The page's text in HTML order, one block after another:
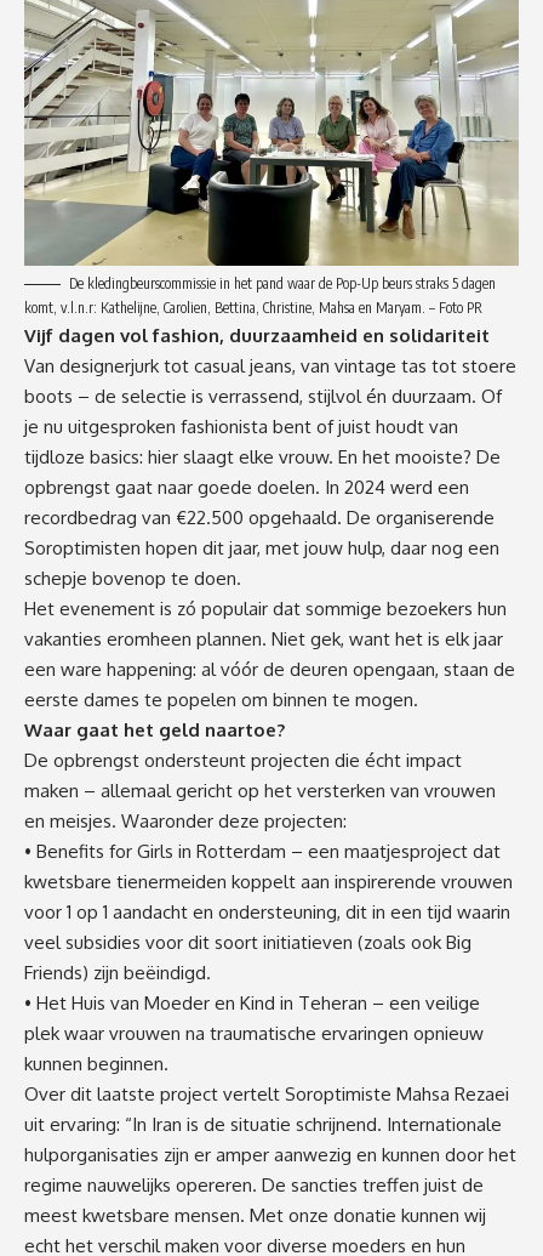
De kledingbeurscommissie in het pand waar de Pop-Up beurs straks 5 dagen
komt, v.l.n.r: Kathelijne, Carolien, Bettina, Christine, Mahsa en Maryam. – Foto PR
Vijf dagen vol fashion, duurzaamheid en solidariteit
Van designerjurk tot casual jeans, van vintage tas tot stoere
boots – de selectie is verrassend, stijlvol én duurzaam. Of
je nu uitgesproken fashionista bent of juist houdt van
tijdloze basics: hier slaagt elke vrouw. En het mooiste? De
opbrengst gaat naar goede doelen. In 2024 werd een
recordbedrag van €22.500 opgehaald. De organiserende
Soroptimisten hopen dit jaar, met jouw hulp, daar nog een
schepje bovenop te doen.
Het evenement is zó populair dat sommige bezoekers hun
vakanties eromheen plannen. Niet gek, want het is elk jaar
een ware happening: al vóór de deuren opengaan, staan de
eerste dames te popelen om binnen te mogen.
Waar gaat het geld naartoe?
De opbrengst ondersteunt projecten die écht impact
maken – allemaal gericht op het versterken van vrouwen
en meisjes. Waaronder deze projecten:
• Benefits for Girls in Rotterdam – een maatjesproject dat
kwetsbare tienermeiden koppelt aan inspirerende vrouwen
voor 1 op 1 aandacht en ondersteuning, dit in een tijd waarin
veel subsidies voor dit soort initiatieven (zoals ook Big
Friends) zijn beëindigd.
• Het Huis van Moeder en Kind in Teheran – een veilige
plek waar vrouwen na traumatische ervaringen opnieuw
kunnen beginnen.
Over dit laatste project vertelt Soroptimiste Mahsa Rezaei
uit ervaring: “In Iran is de situatie schrijnend. Internationale
hulporganisaties zijn er amper aanwezig en kunnen door het
regime nauwelijks opereren. De sancties treffen juist de
meest kwetsbare mensen. Met onze donatie kunnen wij
echt het verschil maken voor diverse moeders en hun